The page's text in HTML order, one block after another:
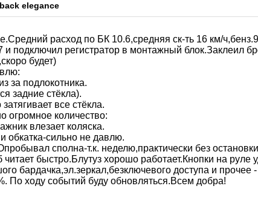
elegance
расход по БК 10.6,средняя ск-ть 16 км/
и подключил регистратор в монтажный блок.Заклеил
будет)
за подлокотника.
задние стёкла).
все стёкла.
огромное количество:
влезает коляска.
обкатка-сильно не давлю.
сполна-т.к. неделю,практически без
быстро.Блутуз хорошо работает.Кнопки на руле
бардачка,эл.зеркал,безключевого доступа и прочее
ходу событий буду обновляться.Всем добра!